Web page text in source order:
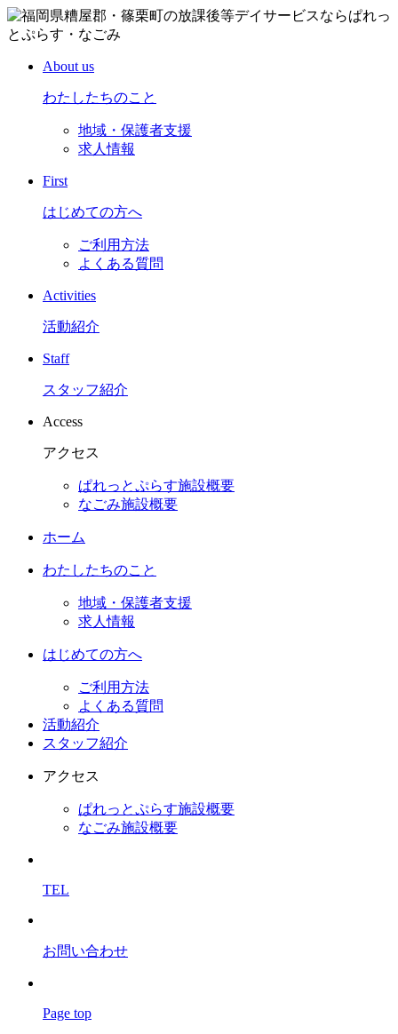
About us
わたしたちのこと
地域・保護者支援
求人情報
First
はじめての方へ
ご利用方法
よくある質問
Activities
活動紹介
Staff
スタッフ紹介
Access
アクセス
ぱれっとぷらす施設概要
なごみ施設概要
ホーム
わたしたちのこと
地域・保護者支援
求人情報
はじめての方へ
ご利用方法
よくある質問
活動紹介
スタッフ紹介
アクセス
ぱれっとぷらす施設概要
なごみ施設概要
TEL
お問い合わせ
Page top